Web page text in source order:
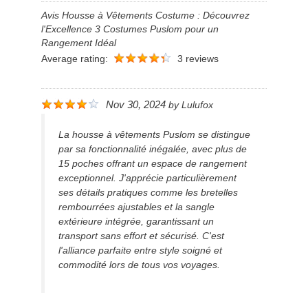
Avis Housse à Vêtements Costume : Découvrez
l'Excellence 3 Costumes Puslom pour un
Rangement Idéal
Average rating:
3 reviews
Nov 30, 2024 by Lulufox
La housse à vêtements Puslom se distingue
par sa fonctionnalité inégalée, avec plus de
15 poches offrant un espace de rangement
exceptionnel. J'apprécie particulièrement
ses détails pratiques comme les bretelles
rembourrées ajustables et la sangle
extérieure intégrée, garantissant un
transport sans effort et sécurisé. C'est
l'alliance parfaite entre style soigné et
commodité lors de tous vos voyages.